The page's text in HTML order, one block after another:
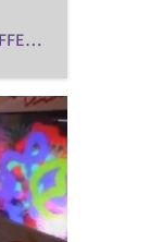
EUPHORIA | BURN EFFECT